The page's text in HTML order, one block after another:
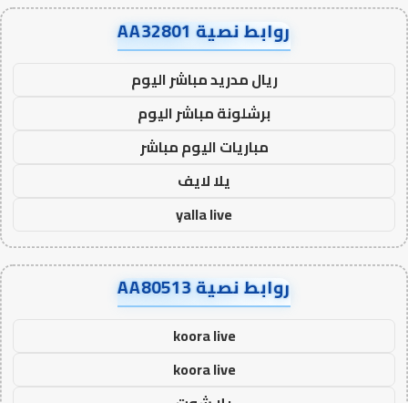
روابط نصية AA32801
ريال مدريد مباشر اليوم
برشلونة مباشر اليوم
مباريات اليوم مباشر
يلا لايف
yalla live
روابط نصية AA80513
koora live
koora live